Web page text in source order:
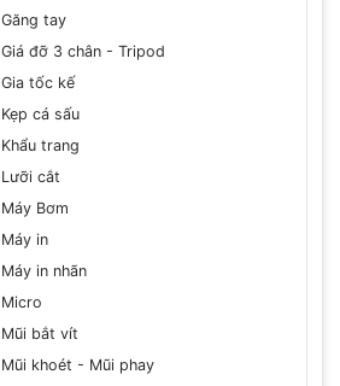
Găng tay
Giá đỡ 3 chân - Tripod
Gia tốc kế
Kẹp cá sấu
Khẩu trang
Lưỡi cắt
Máy Bơm
Máy in
Máy in nhãn
Micro
Mũi bắt vít
Mũi khoét - Mũi phay